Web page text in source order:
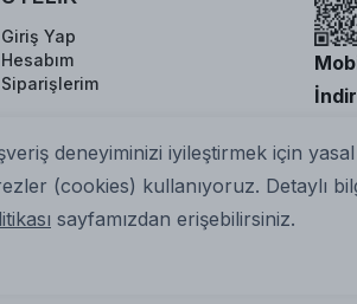
deneyiminizi iyileştirmek için
(cookies) kullanıyoruz. Detaylı
sayfamızdan erişebilirsiniz.
Giriş Yap
Hesabım
Siparişlerim